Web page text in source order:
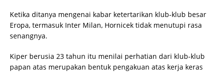
Ketika ditanya mengenai kabar ketertarikan klub-klub besar
Eropa, termasuk Inter Milan, Hornicek tidak menutupi rasa
senangnya.
Kiper berusia 23 tahun itu menilai perhatian dari klub-klub
papan atas merupakan bentuk pengakuan atas kerja keras